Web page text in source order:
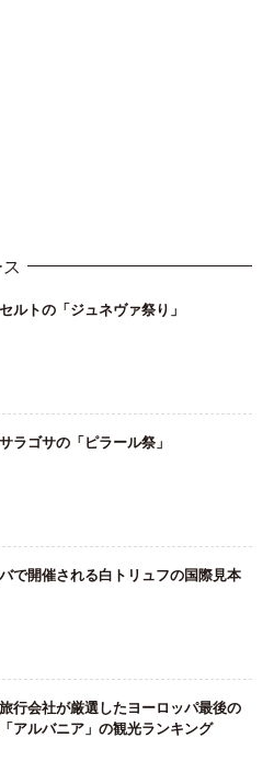
ルトの「ジュネヴァ祭り」
ラゴサの「ピラール祭」
で開催される白トリュフの国際見本
行会社が厳選したヨーロッパ最後の
アルバニア」の観光ランキング